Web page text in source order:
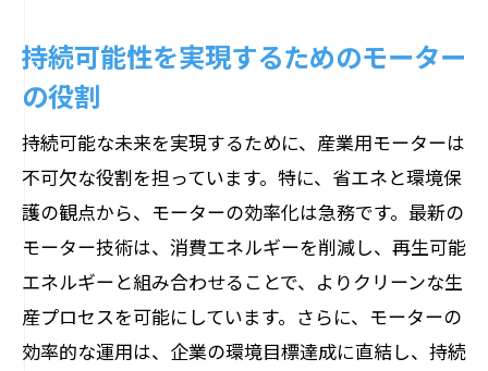
省エネモーターによる産業効率の向上
モーター技術が支えるエネルギー効率化
の未来
産業界におけるエネルギー効率の重要性
持続可能な産業を目指すエネルギー効率
の向上
持続可能な社会構築を支えるモーターの重要
性
持続可能性を実現するためのモーター
の役割
持続可能な未来を実現するために、産業用モーターは
不可欠な役割を担っています。特に、省エネと環境保
護の観点から、モーターの効率化は急務です。最新の
モーター技術は、消費エネルギーを削減し、再生可能
エネルギーと組み合わせることで、よりクリーンな生
産プロセスを可能にしています。さらに、モーターの
効率的な運用は、企業の環境目標達成に直結し、持続